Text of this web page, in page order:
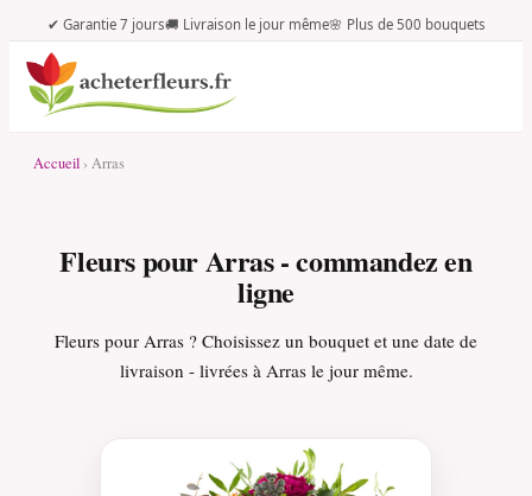
✔ Garantie 7 jours🚚 Livraison le jour même🌸 Plus de 500 bouquets
Accueil › Arras
Fleurs pour Arras - commandez en
ligne
Fleurs pour Arras ? Choisissez un bouquet et une date de
livraison - livrées à Arras le jour même.